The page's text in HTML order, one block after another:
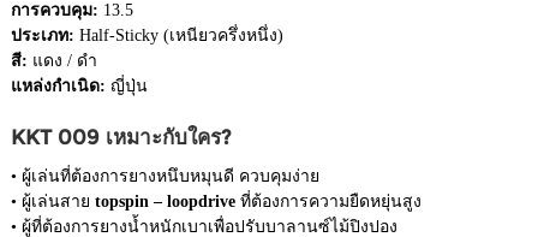
การควบคุม: 13.5
ประเภท: Half-Sticky (เหนียวครึ่งหนึ่ง)
สี: แดง / ดำ
แหล่งกำเนิด: ญี่ปุ่น
KKT 009 เหมาะกับใคร?
• ผู้เล่นที่ต้องการยางหนึบหมุนดี ควบคุมง่าย
• ผู้เล่นสาย topspin – loopdrive ที่ต้องการความยืดหยุ่นสูง
• ผู้ที่ต้องการยางน้ำหนักเบาเพื่อปรับบาลานซ์ไม้ปิงปอง